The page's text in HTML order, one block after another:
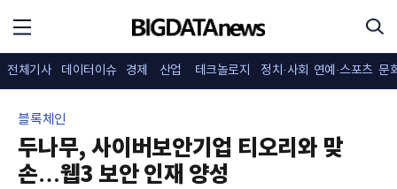
전체기사 데이터이슈 경제 산업 테크놀로지 정치·사회 연예·스포츠 문
블록체인
두나무, 사이버보안기업 티오리와 맞
손…웹3 보안 인재 양성